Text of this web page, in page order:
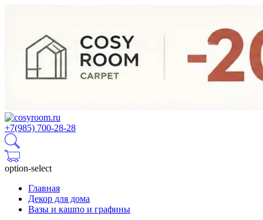
+7(985) 700-28-28
option-select
Главная
Декор для дома
Вазы и кашпо и графины